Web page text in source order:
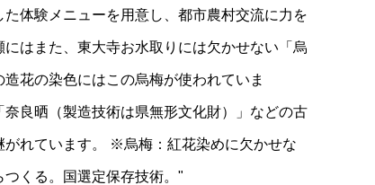
た体験メニューを用意し、都市農村交流に力を
にはまた、東大寺お水取りには欠かせない「烏
花の染色にはこの烏梅が使われていま
良晒（製造技術は県無形文化財）」などの古
がれています。 ※烏梅：紅花染めに欠かせな
くる。国選定保存技術。"